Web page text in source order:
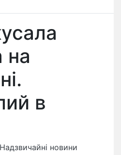
на
в
Надзвичайні новини